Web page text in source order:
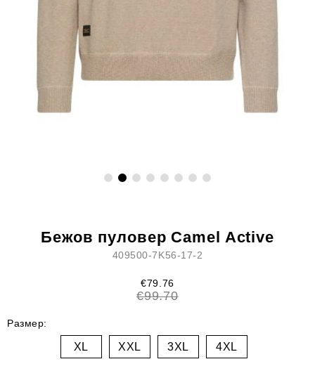
Бежов пуловер Camel Active
409500-7K56-17-2
€79.76
€99.70
Размер:
XL XXL 3XL 4XL